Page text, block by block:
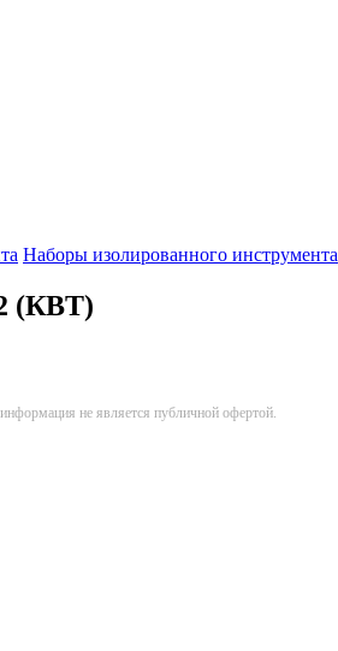
Наборы изолированного инструмента
(КВТ)
не является публичной офертой.